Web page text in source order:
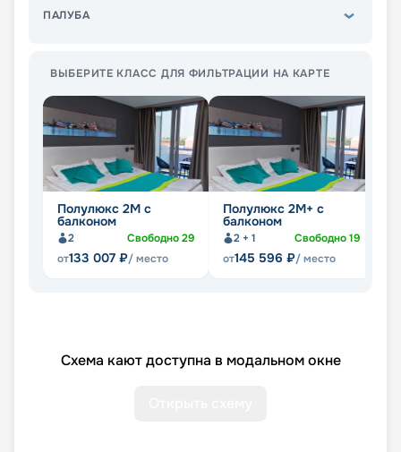
ПАЛУБА
ВЫБЕРИТЕ КЛАСС ДЛЯ ФИЛЬТРАЦИИ НА КАРТЕ
Полулюкс 2М с
балконом
2 Свободно29
от133 007 ₽/ место
Полулюкс 2М+ с
балконом
2 + 1 Свободно19
от145 596 ₽/ место
Схема кают доступна в модальном окне